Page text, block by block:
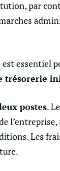
par
essentiel
trésorerie
postes.
l’entreprise,
Les